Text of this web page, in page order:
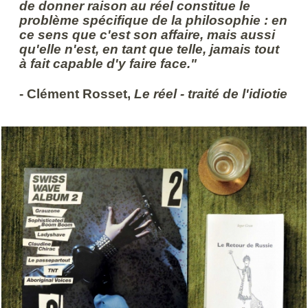
de donner raison au réel constitue le
problème spécifique de la philosophie : en
ce sens que c'est son affaire, mais aussi
qu'elle n'est, en tant que telle, jamais tout
à fait capable d'y faire face."
- Clément Rosset,Le réel - traité de l'idiotie